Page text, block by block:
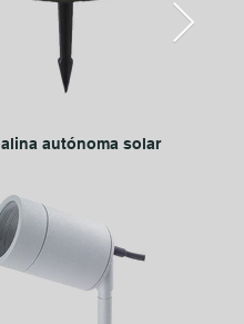
autónoma solar